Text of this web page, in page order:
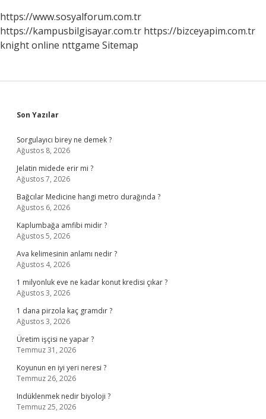
https://www.sosyalforum.com.tr
https://kampusbilgisayar.com.tr https://bizceyapim.com.tr
knight online nttgame Sitemap
Sidebar
Son Yazılar
Sorgulayıcı birey ne demek ?
Ağustos 8, 2026
Jelatin midede erir mi ?
Ağustos 7, 2026
Bağcılar Medicine hangi metro durağında ?
Ağustos 6, 2026
Kaplumbağa amfibi midir ?
Ağustos 5, 2026
Ava kelimesinin anlamı nedir ?
Ağustos 4, 2026
1 milyonluk eve ne kadar konut kredisi çıkar ?
Ağustos 3, 2026
1 dana pirzola kaç gramdır ?
Ağustos 3, 2026
Üretim işçisi ne yapar ?
Temmuz 31, 2026
Koyunun en iyi yeri neresi ?
Temmuz 26, 2026
Indüklenmek nedir biyoloji ?
Temmuz 25, 2026